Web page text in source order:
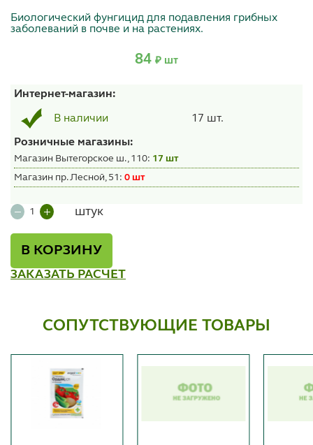
Биологический фунгицид для подавления грибных
заболеваний в почве и на растениях.
84 ₽ шт
Интернет-магазин:
В наличии 17 шт.
Розничные магазины:
Магазин Вытегорское ш., 110: 17 шт
Магазин пр. Лесной, 51: 0 шт
штук
В КОРЗИНУ
ЗАКАЗАТЬ РАСЧЕТ
СОПУТСТВУЮЩИЕ ТОВАРЫ